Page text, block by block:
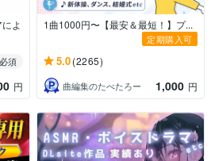
よ
須
円
1曲1000円〜【最安＆最短！】プ...
定期購入可
5.0(2265)
曲編集のたべたろー 1,000 円